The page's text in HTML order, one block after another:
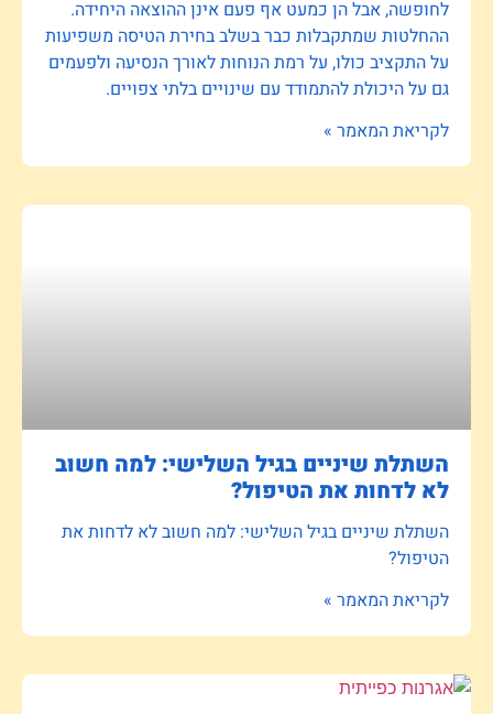
לחופשה, אבל הן כמעט אף פעם אינן ההוצאה היחידה.
ההחלטות שמתקבלות כבר בשלב בחירת הטיסה משפיעות
על התקציב כולו, על רמת הנוחות לאורך הנסיעה ולפעמים
גם על היכולת להתמודד עם שינויים בלתי צפויים.
לקריאת המאמר »
השתלת שיניים בגיל השלישי: למה חשוב
לא לדחות את הטיפול?
השתלת שיניים בגיל השלישי: למה חשוב לא לדחות את
הטיפול?
לקריאת המאמר »